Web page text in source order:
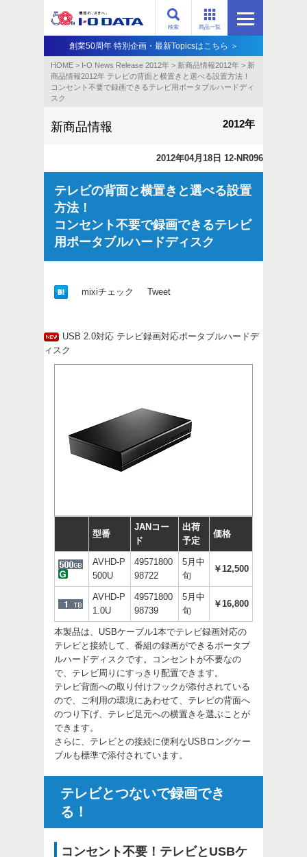
商品一覧
検索
創業50周年 特別企画・最新Topicsはこちら ＞
HOME > I-O News Release 2012年 > 新商品情報2012年 > 新
商品情報2012年 テレビの背面と横置きと選べる設置方法！
コンセント不要で録画できるテレビ用ポータブルハードディ
スク
新商品情報 2012年
2012年04月18日 12-NR096
テレビの背面と横置きと選べる設置
方法！
コンセント不要で録画できるテレビ
用ポータブルハードディスク
mixiチェック Tweet
USB 2.0対応 テレビ録画対応ポータブルハードデ
ィスク
型番
JANコー
ド
出荷
予定
価格
AVHD-P
500U
49571800
98722
5月中
旬
￥12,500
AVHD-P
1.0U
49571800
98739
5月中
旬
￥16,800
本製品は、USBケーブル1本でテレビ録画対応の
テレビと接続して、番組の録画ができるポータブ
ルハードディスクです。コンセントが不要なの
で、テレビ周りにすっきり配置できます。
テレビ背面への取り付けフックが添付されている
ので、ご利用の環境にあわせて、テレビの背面へ
のつり下げ、テレビ足元への横置きを選ぶことが
できます。
さらに、テレビとの接続に便利なUSBロングケー
ブルも標準で添付されています。
テレビとつないで録画でき
る！
コンセント不要！テレビとUSBケ